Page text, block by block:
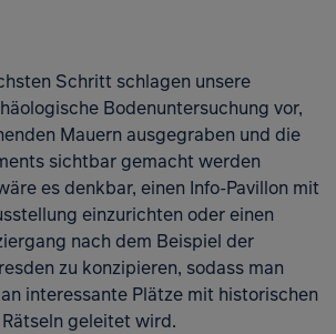
Schritt schlagen unsere
Bodenuntersuchung vor,
Mauern ausgegraben und die
sichtbar gemacht werden
es denkbar, einen Info-Pavillon mit
einzurichten oder einen
nach dem Beispiel der
zu konzipieren, sodass man
interessante Plätze mit historischen
geleitet wird.